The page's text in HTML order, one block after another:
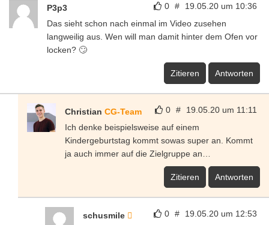
0 # 19.05.20 um 10:36
P3p3
Das sieht schon nach einmal im Video zusehen
langweilig aus. Wen will man damit hinter dem Ofen vor
locken? 🙄
Zitieren Antworten
0 # 19.05.20 um 11:11
Christian CG-Team
Ich denke beispielsweise auf einem
Kindergeburtstag kommt sowas super an. Kommt
ja auch immer auf die Zielgruppe an…
Zitieren Antworten
0 # 19.05.20 um 12:53
schusmile